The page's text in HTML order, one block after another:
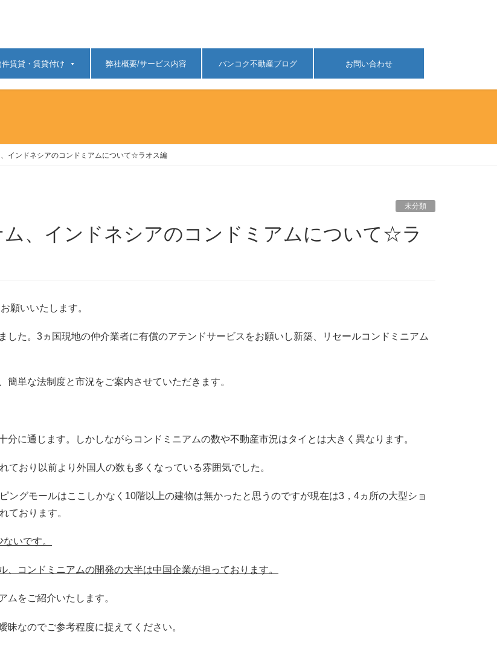
件賃貸・賃貸付け 弊社概要/サービス内容 バンコク不動産ブログ お問い合わせ
インドネシアのコンドミアムについて☆ラオス編
未分類
願いいたします。
た。3ヵ国現地の仲介業者に有償のアテンドサービスをお願いし新築、リセールコンドミニアム
単な法制度と市況をご案内させていただきます。
に通じます。しかしながらコンドミニアムの数や不動産市況はタイとは大きく異なります。
おり以前より外国人の数も多くなっている雰囲気でした。
ングモールはここしかなく10階以上の建物は無かったと思うのですが現在は3，4ヵ所の大型ショ
ております。
いです。
コンドミニアムの開発の大半は中国企業が担っております。
ムをご紹介いたします。
なのでご参考程度に捉えてください。